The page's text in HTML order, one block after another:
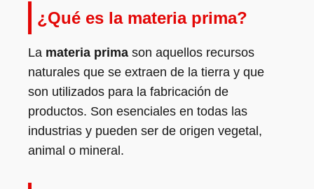
¿Qué es la materia prima?
La materia prima son aquellos recursos
naturales que se extraen de la tierra y que
son utilizados para la fabricación de
productos. Son esenciales en todas las
industrias y pueden ser de origen vegetal,
animal o mineral.